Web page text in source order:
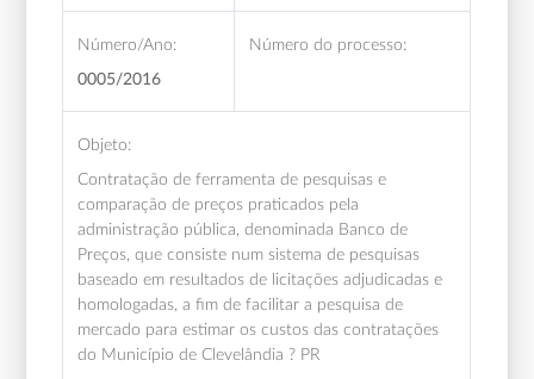
Número/Ano:
0005/2016
Número do processo:
Objeto:
Contratação de ferramenta de pesquisas e
comparação de preços praticados pela
administração pública, denominada Banco de
Preços, que consiste num sistema de pesquisas
baseado em resultados de licitações adjudicadas e
homologadas, a fim de facilitar a pesquisa de
mercado para estimar os custos das contratações
do Município de Clevelândia ? PR